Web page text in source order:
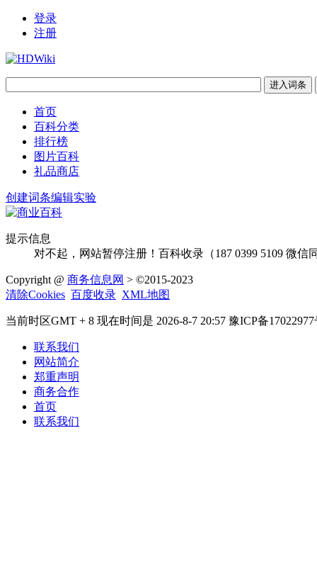
登录
注册
首页
百科分类
排行榜
图片百科
礼品商店
创建词条编辑实验
提示信息
对不起，网站暂停注册！百科收录（187 0399 5109 微
Copyright @ 商务信息网 > ©2015-2023
清除Cookies 百度收录 XML地图
当前时区GMT + 8 现在时间是 2026-8-7 20:57 豫ICP备17022977
联系我们
网站简介
郑重声明
商务合作
首页
联系我们